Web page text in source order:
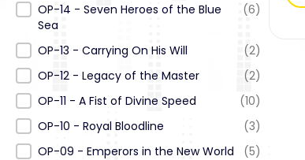
OP-14 - Seven Heroes of the Blue
Sea
(6)
OP-13 - Carrying On His Will
(2)
OP-12 - Legacy of the Master
(2)
OP-11 - A Fist of Divine Speed
(10)
OP-10 - Royal Bloodline
(3)
OP-09 - Emperors in the New World
(5)